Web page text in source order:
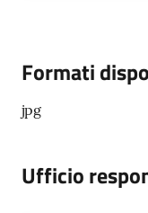
t
i
c
i
Tutti
Formati
jpg
Ufficio